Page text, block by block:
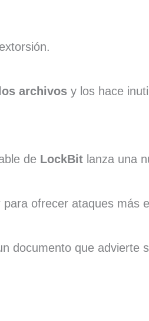
archivos y los hace
de LockBit lanza una
ofrecer ataques más
documento que advierte